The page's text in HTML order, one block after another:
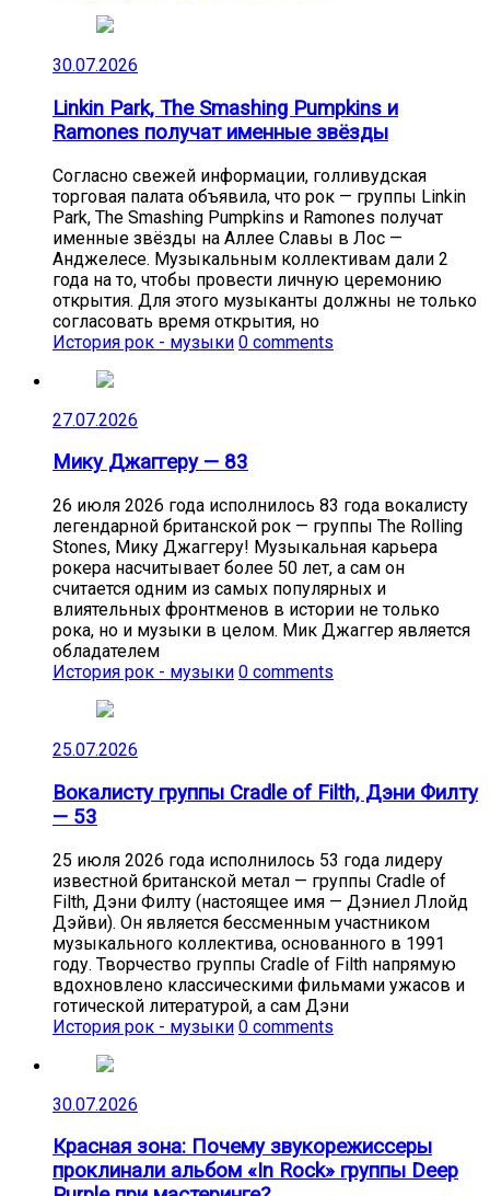
30.07.2026
Linkin Park, The Smashing Pumpkins и
Ramones получат именные звёзды
Согласно свежей информации, голливудская
торговая палата объявила, что рок — группы Linkin
Park, The Smashing Pumpkins и Ramones получат
именные звёзды на Аллее Славы в Лос —
Анджелесе. Музыкальным коллективам дали 2
года на то, чтобы провести личную церемонию
открытия. Для этого музыканты должны не только
согласовать время открытия, но
История рок - музыки 0 comments
27.07.2026
Мику Джаггеру — 83
26 июля 2026 года исполнилось 83 года вокалисту
легендарной британской рок — группы The Rolling
Stones, Мику Джаггеру! Музыкальная карьера
рокера насчитывает более 50 лет, а сам он
считается одним из самых популярных и
влиятельных фронтменов в истории не только
рока, но и музыки в целом. Мик Джаггер является
обладателем
История рок - музыки 0 comments
25.07.2026
Вокалисту группы Cradle of Filth, Дэни Филту
— 53
25 июля 2026 года исполнилось 53 года лидеру
известной британской метал — группы Cradle of
Filth, Дэни Филту (настоящее имя — Дэниел Ллойд
Дэйви). Он является бессменным участником
музыкального коллектива, основанного в 1991
году. Творчество группы Cradle of Filth напрямую
вдохновлено классическими фильмами ужасов и
готической литературой, а сам Дэни
История рок - музыки 0 comments
30.07.2026
Красная зона: Почему звукорежиссеры
проклинали альбом «In Rock» группы Deep